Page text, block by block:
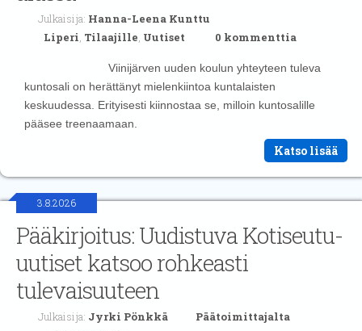
Julkaisija: Hanna-Leena Kunttu
Liperi, Tilaajille, Uutiset 0 kommenttia
Viinijärven uuden koulun yhteyteen tuleva
kuntosali on herättänyt mielenkiintoa kuntalaisten
keskuudessa. Erityisesti kiinnostaa se, milloin kuntosalille
pääsee treenaamaan.
Katso lisää
3.8.2026
Pääkirjoitus: Uudistuva Kotiseutu-
uutiset katsoo rohkeasti
tulevaisuuteen
Julkaisija: Jyrki Pönkkä
Päätoimittajalta